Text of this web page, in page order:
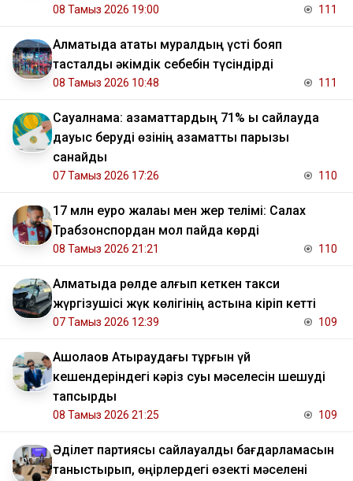
08 Тамыз 2026 19:00 111
Алматыда атақты муралдың үсті бояп
тасталды әкімдік себебін түсіндірді
08 Тамыз 2026 10:48 111
Сауалнама: азаматтардың 71% ы сайлауда
дауыс беруді өзінің азаматтық парызы
санайды
07 Тамыз 2026 17:26 110
17 млн еуро жалақы мен жер телімі: Салах
Трабзонспордан мол пайда көрді
08 Тамыз 2026 21:21 110
Алматыда рөлде қалғып кеткен такси
жүргізушісі жүк көлігінің астына кіріп кетті
07 Тамыз 2026 12:39 109
​Ақшолақов Атыраудағы тұрғын үй
кешендеріндегі кәріз суы мәселесін шешуді
тапсырды
08 Тамыз 2026 21:25 109
Әділет партиясы сайлауалды бағдарламасын
таныстырып, өңірлердегі өзекті мәселені